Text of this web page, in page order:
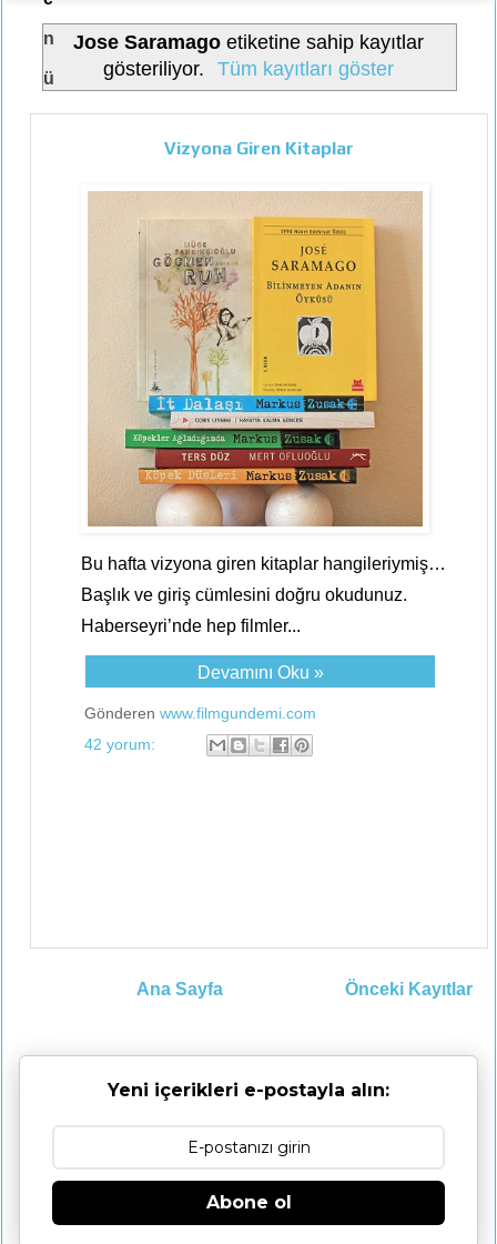
n
ü
Jose Saramago etiketine sahip kayıtlar
gösteriliyor.
Tüm kayıtları göster
Vizyona Giren Kitaplar
Bu hafta vizyona giren kitaplar hangileriymiş…
Başlık ve giriş cümlesini doğru okudunuz.
Haberseyri’nde hep filmler...
Devamını Oku »
Gönderen www.filmgundemi.com
42 yorum:
Önceki Kayıtlar
Ana Sayfa
Yeni içerikleri e-postayla alın:
Abone ol